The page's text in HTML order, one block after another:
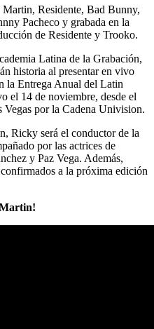
Martin, Residente, Bad Bunny,
Pacheco y grabada en la
de Residente y Trooko.
Latina de la Grabación,
historia al presentar en vivo
la Entrega Anual del Latin
el 14 de noviembre, desde el
por la Cadena Univision.
Ricky será el conductor de la
por las actrices de
y Paz Vega. Además,
a la próxima edición
Martin!